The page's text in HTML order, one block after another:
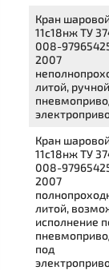
Кран
11с18нжТУ
008-
2007
литой,
Кран
11с18нжТУ
008-
2007
литой,
исполнение
под